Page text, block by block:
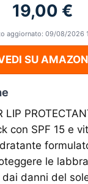
19,00 €
aggiornato: 09/08/2026
SU AMAZON
LIP
con SPF 15 e
le
dai danni del